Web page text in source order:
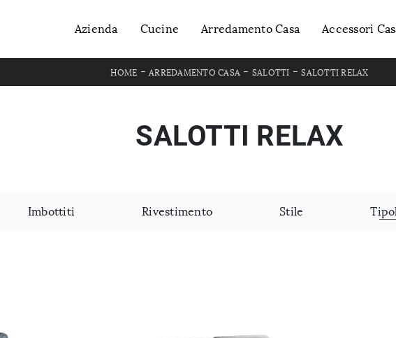
Azienda Cucine Arredamento Casa Accessori
HOME -ARREDAMENTO CASA - SALOTTI -SALOTTI RELAX
SALOTTI RELAX
Imbottiti Rivestimento Stile